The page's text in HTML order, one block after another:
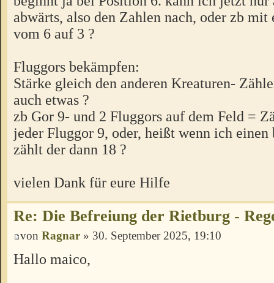
abwärts, also den Zahlen nach, oder zb mit
vom 6 auf 3 ?
Fluggors bekämpfen:
Stärke gleich den anderen Kreaturen-
auch etwas ?
zb Gor 9- und 2 Fluggors auf dem Feld =
jeder Fluggor 9, oder, heißt wenn ich
zählt der dann 18 ?
vielen Dank für eure Hilfe
Re: Die Befreiung der Rietburg -
von Ragnar » 30. September 2025, 19:10
Hallo maico,